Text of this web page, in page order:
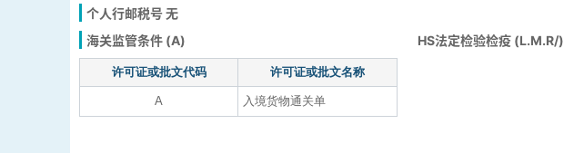
个人行邮税号 无
海关监管条件 (A)
HS法定检验检疫 (L.M.R/)
许可证或批文代码 许可证或批文名称
A 入境货物通关单